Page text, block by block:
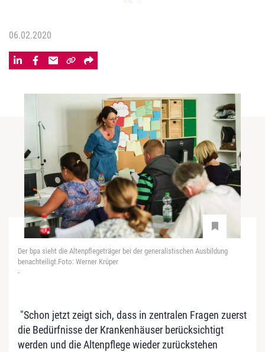
06.02.2020
Der bpa sieht die Altenpflegeträger bei der generalistischen Ausbildung
benachteiligt.Foto: Werner Krüper
-
"Schon jetzt zeigt sich, dass in zentralen Fragen zuerst
die Bedürfnisse der Krankenhäuser berücksichtigt
werden und die Altenpflege wieder zurückstehen